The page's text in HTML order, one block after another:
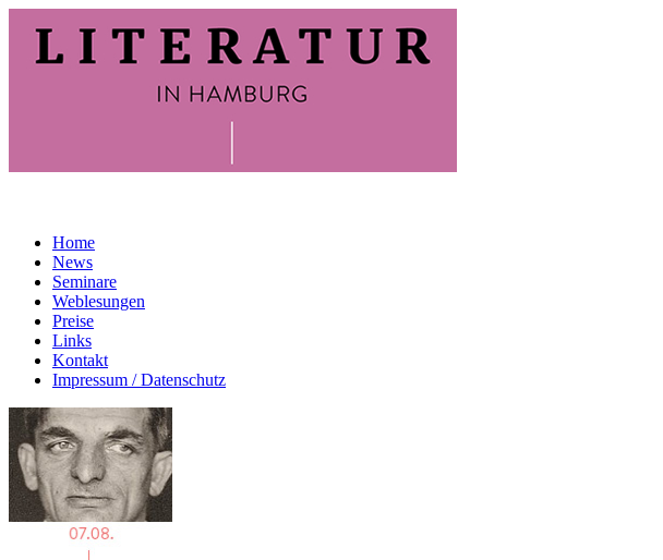
Home
News
Seminare
Weblesungen
Preise
Links
Kontakt
Impressum / Datenschutz